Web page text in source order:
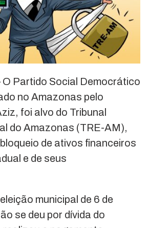
O Partido Social Democrático
no Amazonas pelo
foi alvo do Tribunal
do Amazonas (TRE-AM),
de ativos financeiros
e de seus
municipal de 6 de
se deu por dívida do